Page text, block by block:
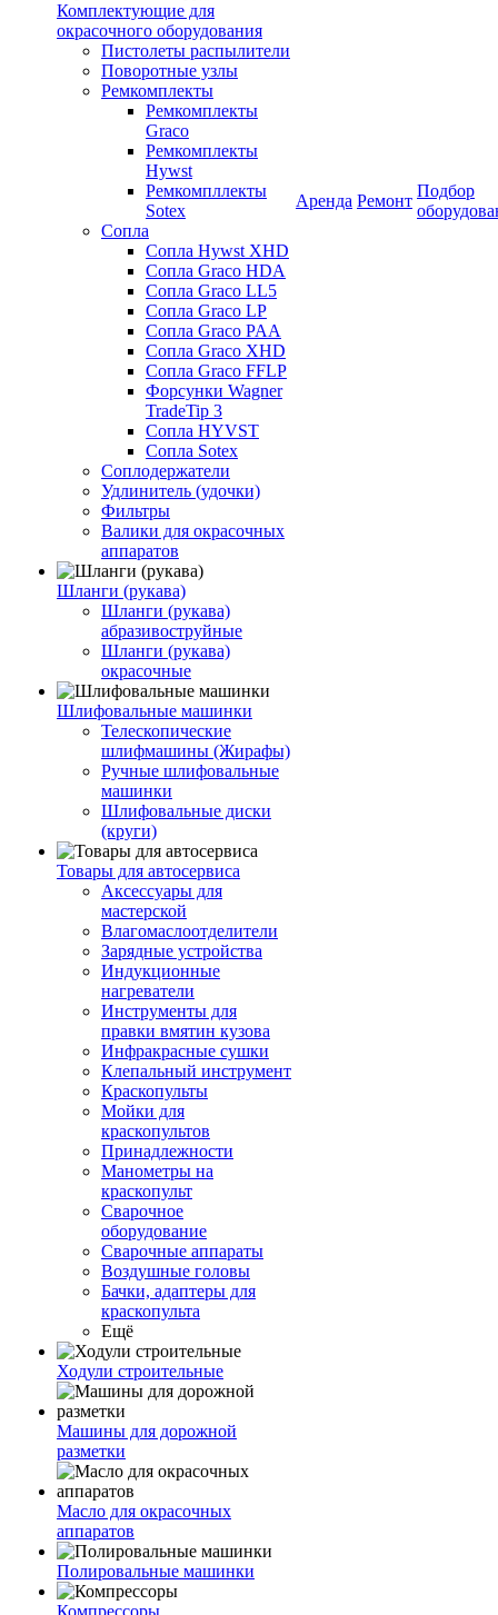
Комплектующие для
окрасочного оборудования
Пистолеты распылители
Поворотные узлы
Ремкомплекты
Ремкомплекты
Graco
Ремкомплекты
Hywst
Ремкомпллекты
Sotex
Сопла
Сопла Hywst XHD
Сопла Graco HDA
Сопла Graco LL5
Сопла Graco LP
Сопла Graco PAA
Сопла Graco XHD
Сопла Graco FFLP
Форсунки Wagner
TradeTip 3
Сопла HYVST
Сопла Sotex
Соплодержатели
Удлинитель (удочки)
Фильтры
Валики для окрасочных
аппаратов
Шланги (рукава)
Шланги (рукава)
абразивоструйные
Шланги (рукава)
окрасочные
Шлифовальные машинки
Телескопические
шлифмашины (Жирафы)
Ручные шлифовальные
машинки
Шлифовальные диски
(круги)
Товары для автосервиса
Аксессуары для
мастерской
Влагомаслоотделители
Зарядные устройства
Индукционные
нагреватели
Инструменты для
правки вмятин кузова
Инфракрасные сушки
Клепальный инструмент
Краскопульты
Мойки для
краскопультов
Принадлежности
Манометры на
краскопульт
Сварочное
оборудование
Сварочные аппараты
Воздушные головы
Бачки, адаптеры для
краскопульта
Ещё
Ходули строительные
Машины для дорожной
разметки
Масло для окрасочных
аппаратов
Полировальные машинки
Компрессоры
Аренда Ремонт
Подбор